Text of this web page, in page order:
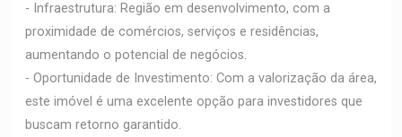
- Infraestrutura: Região em desenvolvimento, com a
proximidade de comércios, serviços e residências,
aumentando o potencial de negócios.
- Oportunidade de Investimento: Com a valorização da área,
este imóvel é uma excelente opção para investidores que
buscam retorno garantido.